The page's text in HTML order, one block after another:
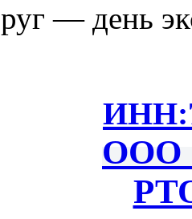
— день
ИНН:
ООО